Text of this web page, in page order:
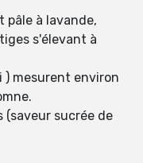
pâle à lavande,
s'élevant à
) mesurent environ
(saveur sucrée de